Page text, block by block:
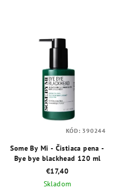
Some By Mi - Čistiaca pena -
Bye bye blackhead 120 ml
€17,40
Skladom
KÓD: 390244